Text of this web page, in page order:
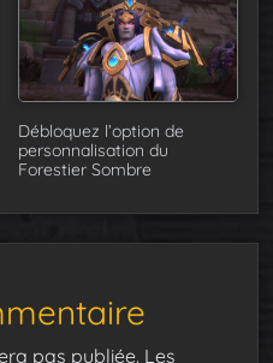
Débloquez l’option de
personnalisation du
Forestier Sombre
pas publiée. Les